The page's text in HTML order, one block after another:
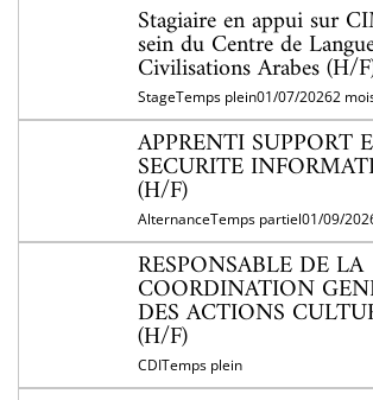
Stagiaire en appui sur
sein du Centre de
Civilisations Arabes (H/
StageTemps plein01/07/20262
APPRENTI SUPPORT
SECURITE
(H/F)
AlternanceTemps partiel01/09/
RESPONSABLE DE LA
COORDINATION
DES ACTIONS
(H/F)
CDITemps plein